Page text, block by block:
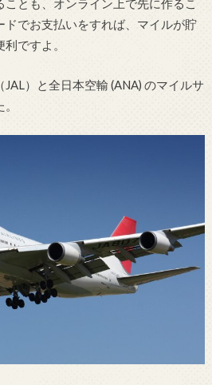
とも、オンライン上で先に作るこ
ドでお支払いをすれば、マイルが貯
ですよ。
）と全日本空輸 (ANA) のマイルサ